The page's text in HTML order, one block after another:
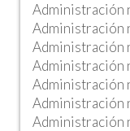
Administración
Administración
Administración
Administración
Administración
Administración
Administración